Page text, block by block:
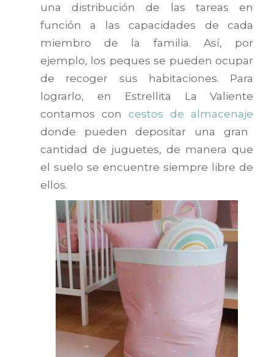
una distribución de las tareas en
función a las capacidades de cada
miembro de la familia. Así, por
ejemplo, los peques se pueden ocupar
de recoger sus habitaciones. Para
lograrlo, en Estrellita La Valiente
contamos concestos de almacenaje
donde pueden depositar una gran
cantidad de juguetes, de manera que
el suelo se encuentre siempre libre de
ellos.